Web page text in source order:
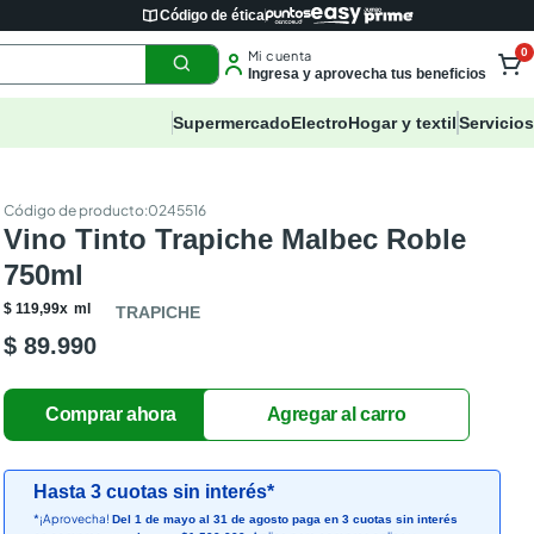
Código de ética
Mi cuenta
Ingresa y aprovecha tus beneficios
0
SupermercadoElectroHogar y textilServicios
:0245516
Vino Tinto Trapiche Malbec Roble
750ml
$ 119,99x ml TRAPICHE
$ 89.990
Hasta 3 cuotas sin interés*
*¡Aprovecha!Del 1 de mayo al 31 de agosto paga en 3 cuotas sin interés